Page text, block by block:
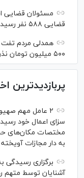
مسئولان قضایی
قضایی ۵۸۸ نفر رسیدگی کردند
همدلی مردم تفت
۵۰۰ میلیون تومان نذر آزادی زندانیان غیرعمد
پربازدیدترین
سزای اعمال خود
مختصات مکان‌های
به دار مجازات
برگزاری رسیدگی
آشنایان توسط متهم